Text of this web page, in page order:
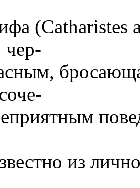
(Catharistes
чер-
из